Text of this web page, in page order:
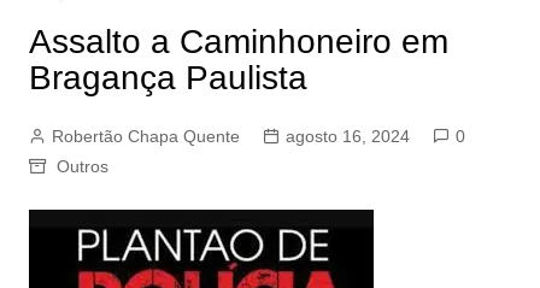
Assalto a Caminhoneiro em
Bragança Paulista
Robertão Chapa Quente agosto 16, 2024
0
Outros